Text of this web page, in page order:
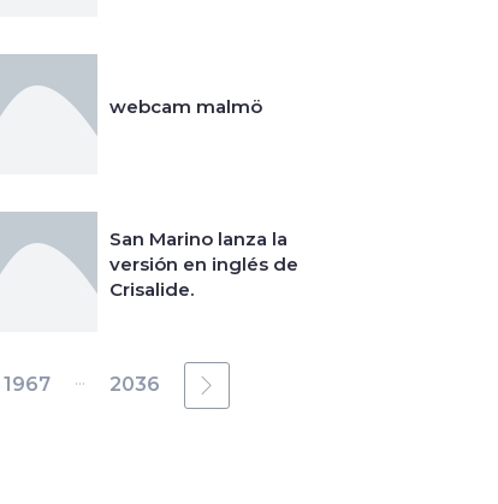
webcam malmö
San Marino lanza la
versión en inglés de
Crisalide.
1967 ... 2036